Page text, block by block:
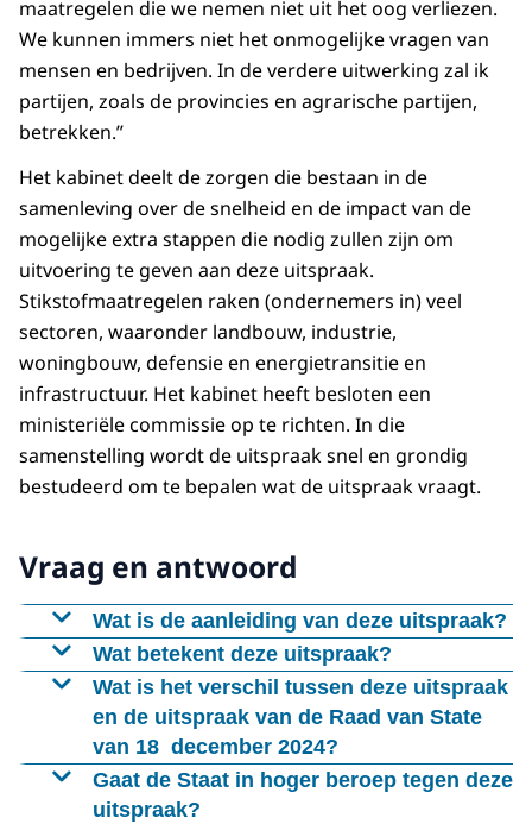
maatregelen die we nemen niet uit het oog verliezen.
We kunnen immers niet het onmogelijke vragen van
mensen en bedrijven. In de verdere uitwerking zal ik
partijen, zoals de provincies en agrarische partijen,
betrekken.”
Het kabinet deelt de zorgen die bestaan in de
samenleving over de snelheid en de impact van de
mogelijke extra stappen die nodig zullen zijn om
uitvoering te geven aan deze uitspraak.
Stikstofmaatregelen raken (ondernemers in) veel
sectoren, waaronder landbouw, industrie,
woningbouw, defensie en energietransitie en
infrastructuur. Het kabinet heeft besloten een
ministeriële commissie op te richten. In die
samenstelling wordt de uitspraak snel en grondig
bestudeerd om te bepalen wat de uitspraak vraagt.
Vraag en antwoord
Wat is de aanleiding van deze uitspraak?
Vanochtend (22 januari 2025) heeft de
rechtbank Den Haag uitspraak gedaan in de
bodemprocedure die door Greenpeace
Nederland is aangespannen tegen de Staat
over het uitblijven van voldoende
stikstofreducerende maatregelen voor de
Wat betekent deze uitspraak?
De uitspraak stelt Greenpeace voor een
belangrijk deel in het gelijk.
De rechtbank vindt het voldoende bewezen
dat er sprake is van door stikstof
veroorzaakte verslechtering in Natura 2000-
Wat is het verschil tussen deze uitspraak
en de uitspraak van de Raad van State
van 18 december 2024?
Deze uitspraak verschilt van de uitspraak van
de Raad van State van 18 december jl., omdat
Gaat de Staat in hoger beroep tegen deze
uitspraak?